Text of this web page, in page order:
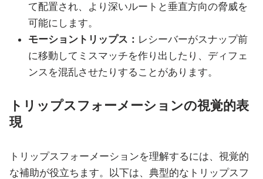
て配置され、より深いルートと垂直方向の脅威を
可能にします。
モーショントリップス： レシーバーがスナップ前
に移動してミスマッチを作り出したり、ディフェ
ンスを混乱させたりすることがあります。
トリップスフォーメーションの視覚的表
現
トリップスフォーメーションを理解するには、視覚的
な補助が役立ちます。以下は、典型的なトリップスフ